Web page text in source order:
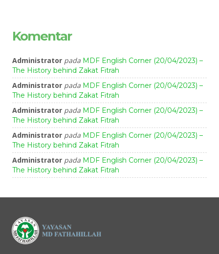
Komentar
Administrator pada MDF English Corner (20/04/2023) –
The History behind Zakat Fitrah
Administrator pada MDF English Corner (20/04/2023) –
The History behind Zakat Fitrah
Administrator pada MDF English Corner (20/04/2023) –
The History behind Zakat Fitrah
Administrator pada MDF English Corner (20/04/2023) –
The History behind Zakat Fitrah
Administrator pada MDF English Corner (20/04/2023) –
The History behind Zakat Fitrah